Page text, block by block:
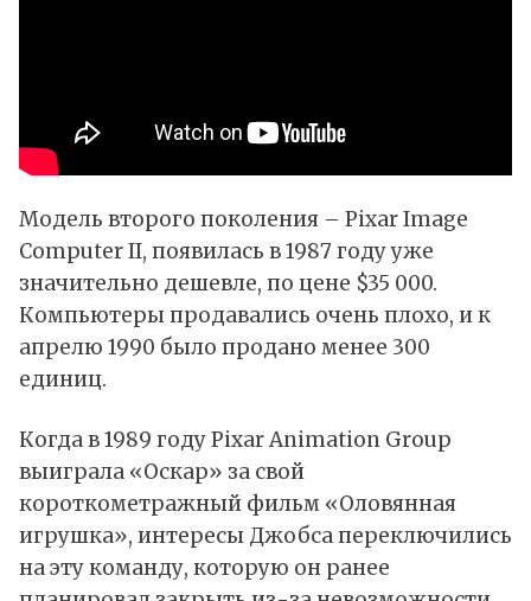
Модель второго поколения – Pixar Image
Computer II, появилась в 1987 году уже
значительно дешевле, по цене $35 000.
Компьютеры продавались очень плохо, и к
апрелю 1990 было продано менее 300
единиц.
Когда в 1989 году Pixar Animation Group
выиграла «Оскар» за свой
короткометражный фильм «Оловянная
игрушка», интересы Джобса переключились
на эту команду, которую он ранее